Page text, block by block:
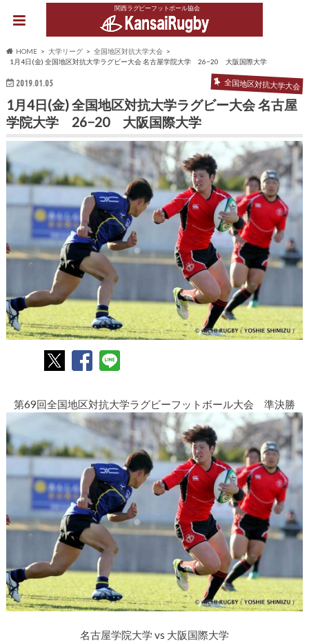
関西ラグビーフットボール協会
HOME 大学リーグ
全国地区対抗大学大会
1月4日(金) 全国地区対抗大学ラグビー大会 名古屋学院大学 26−20 大阪国際大学
2019.01.05 全国地区対抗大学大会
1月4日(金) 全国地区対抗大学ラグビー大会 名古屋
学院大学 26−20 大阪国際大学
第69回全国地区対抗大学ラグビーフットボール大会 準決勝
名古屋学院大学 vs 大阪国際大学